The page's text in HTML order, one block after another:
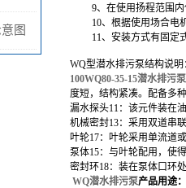
图
9、 在使用扬程范围内
10、 根据使用场合电
11、 安装方式有固定
WQ型潜水排污泵结构说明
100WQ80-35-15潜水排污泵
度短，结构紧凑。配备多
漏水探头11：该元件装在
机械密封13：采用双道串
叶轮17：叶轮采用单流道
泵体15：与叶轮配用，使
密封环18：装在泵体口环
WQ潜水排污泵产品用途：